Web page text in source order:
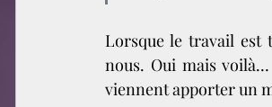
Lorsque le travail est
nous. Oui mais
viennent apporter un